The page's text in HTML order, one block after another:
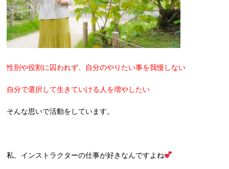
性別や役割に囚われず、自分のやりたい事を我慢しない
自分で選択して生きていける人を増やしたい
そんな思いで活動をしています。
私、インストラクターの仕事が好きなんですよね